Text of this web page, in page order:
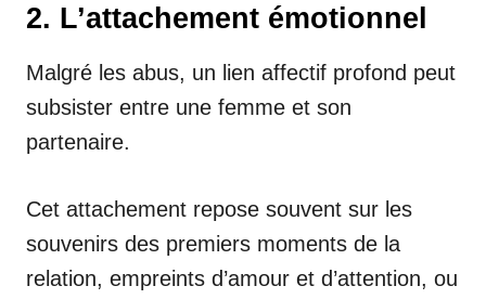
2. L’attachement émotionnel
Malgré les abus, un lien affectif profond peut
subsister entre une femme et son
partenaire.
Cet attachement repose souvent sur les
souvenirs des premiers moments de la
relation, empreints d’amour et d’attention, ou